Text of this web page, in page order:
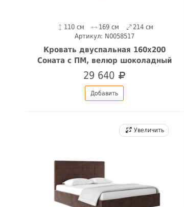
110 см 169 см
214 см
Артикул: N0058517
Кровать двуспальная 160х200
Соната с ПМ, велюр шоколадный
29 640
Добавить
Увеличить